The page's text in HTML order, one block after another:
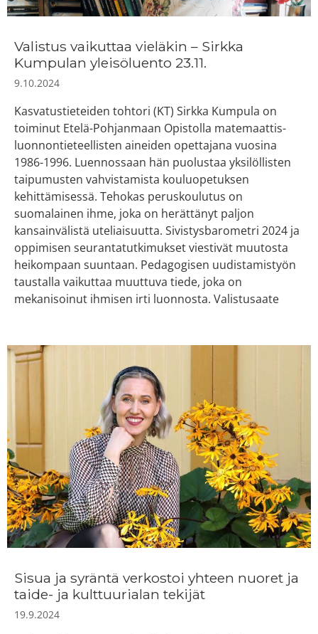
Valistus vaikuttaa vieläkin – Sirkka
Kumpulan yleisöluento 23.11.
9.10.2024
Kasvatustieteiden tohtori (KT) Sirkka Kumpula on
toiminut Etelä-Pohjanmaan Opistolla matemaattis-
luonnontieteellisten aineiden opettajana vuosina
1986-1996. Luennossaan hän puolustaa yksilöllisten
taipumusten vahvistamista kouluopetuksen
kehittämisessä. Tehokas peruskoulutus on
suomalainen ihme, joka on herättänyt paljon
kansainvälistä uteliaisuutta. Sivistysbarometri 2024 ja
oppimisen seurantatutkimukset viestivät muutosta
heikompaan suuntaan. Pedagogisen uudistamistyön
taustalla vaikuttaa muuttuva tiede, joka on
mekanisoinut ihmisen irti luonnosta. Valistusaate
Sisua ja syräntä verkostoi yhteen nuoret ja
taide- ja kulttuurialan tekijät
19.9.2024